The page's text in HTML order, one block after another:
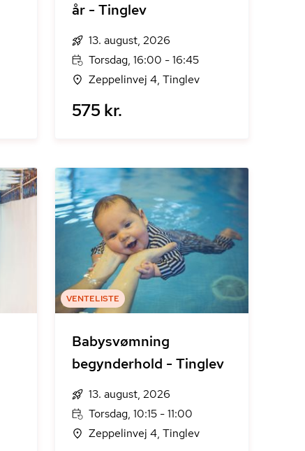
år - Tinglev
13. august, 2026
Torsdag, 16:00 - 16:45
Zeppelinvej 4, Tinglev
575 kr.
VENTELISTE
Babysvømning
begynderhold - Tinglev
13. august, 2026
Torsdag, 10:15 - 11:00
Zeppelinvej 4, Tinglev